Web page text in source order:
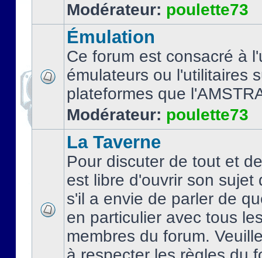
Modérateur: poulette73
Émulation
Ce forum est consacré à
émulateurs ou l'utilitaires
plateformes que
Modérateur: poulette73
La Taverne
Pour discuter de tout et
est libre d'ouvrir son sujet
s'il a envie de parler de
en particulier avec tous
membres du forum.